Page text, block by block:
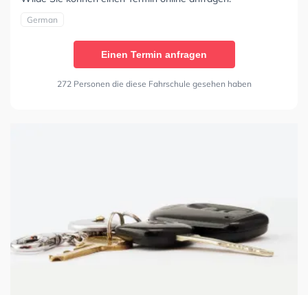
German
Einen Termin anfragen
272 Personen die diese Fahrschule gesehen haben